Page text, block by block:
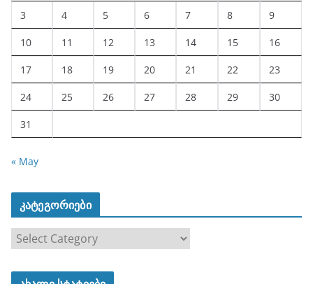
3 4 5 6 7 8 9
10 11 12 13 14 15 16
17 18 19 20 21 22 23
24 25 26 27 28 29 30
31
« May
კატეგორიები
ა
ტ